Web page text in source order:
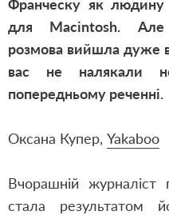
Франческу як
для Macintosh. Але
розмова вийшла дуже
вас не налякали
попередньому реченні.
Оксана Купер, Yakaboo
Вчорашній
стала результатом